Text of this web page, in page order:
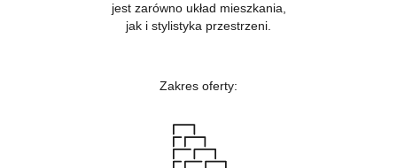
jest zarówno układ mieszkania,
jak i stylistyka przestrzeni.
Zakres oferty: